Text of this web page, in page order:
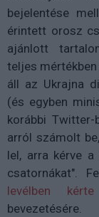
bejelentése
érintett orosz
ajánlott
teljes mértékben
áll az Ukrajna
(és egyben
korábbi Twitter-
arról számolt
lel, arra kérve a
csatornákat".
levélben kérte
bevezetésére.